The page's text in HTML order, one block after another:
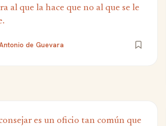
al que la hace que no al que se le
de Guevara
es un oficio tan común que